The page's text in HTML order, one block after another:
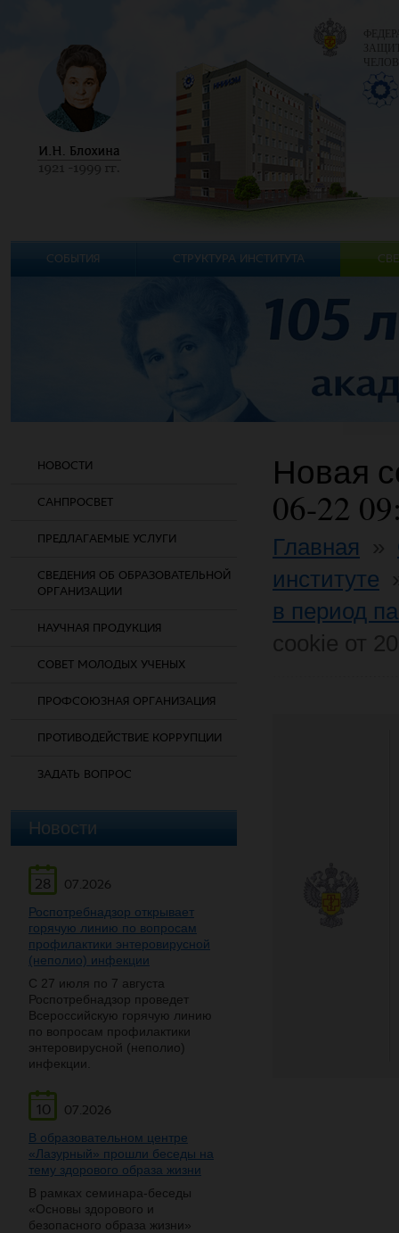
НОВОСТИ
САНПРОСВЕТ
ПРЕДЛАГАЕМЫЕ УСЛУГИ
СВЕДЕНИЯ ОБ ОБРАЗОВАТЕЛЬНОЙ
ОРГАНИЗАЦИИ
НАУЧНАЯ ПРОДУКЦИЯ
СОВЕТ МОЛОДЫХ УЧЕНЫХ
ПРОФСОЮЗНАЯ ОРГАНИЗАЦИЯ
ПРОТИВОДЕЙСТВИЕ КОРРУПЦИИ
ЗАДАТЬ ВОПРОС
Новости
28
07.2026
Роспотребнадзор открывает
горячую линию по вопросам
профилактики энтеровирусной
(неполио) инфекции
С 27 июля по 7 августа
Роспотребнадзор проведет
Всероссийскую горячую линию
по вопросам профилактики
энтеровирусной (неполио)
инфекции.
10
07.2026
В образовательном центре
«Лазурный» прошли беседы на
тему здорового образа жизни
В рамках семинара-беседы
«Основы здорового и
безопасного образа жизни»
Новая
06-22
Главная
институте
в период
СОБЫТИЯ СТРУКТУРА ИНСТИТУТА